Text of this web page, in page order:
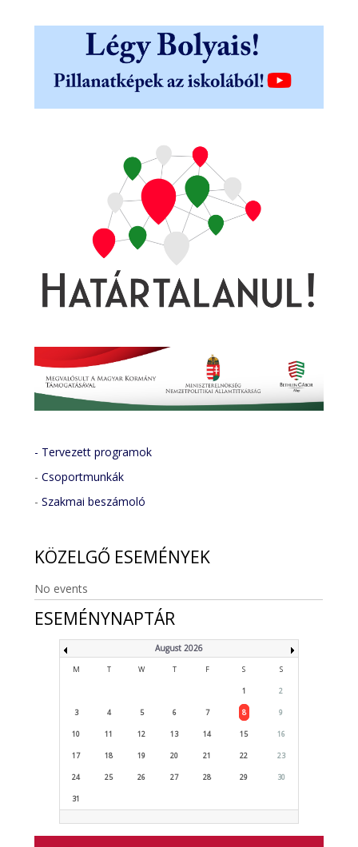
- Tervezett programok
-Csoportmunkák
-Szakmai beszámoló
KÖZELGŐ ESEMÉNYEK
No events
ESEMÉNYNAPTÁR
August 2026
M T W T F S S
1 2
3 4 5 6 7 8 9
10 11 12 13 14 15 16
17 18 19 20 21 22 23
24 25 26 27 28 29 30
31